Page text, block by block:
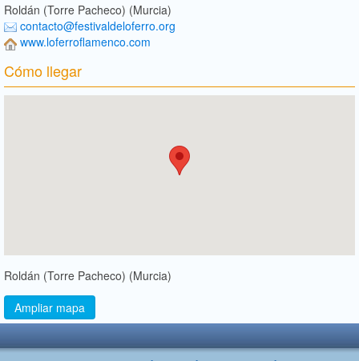
Roldán (Torre Pacheco) (Murcia)
contacto@festivaldeloferro.org
www.loferroflamenco.com
Cómo llegar
Roldán (Torre Pacheco) (Murcia)
Ampliar mapa